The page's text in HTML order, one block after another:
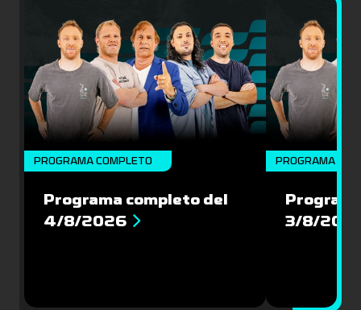
PROGRAMA COMPLETO
Programa completo del
4/8/2026
PROGRAMA
3/8/